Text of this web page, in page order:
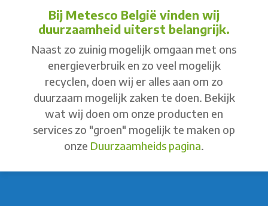
Bij Metesco België vinden wij
duurzaamheid uiterst belangrijk.
Naast zo zuinig mogelijk omgaan met ons
energieverbruik en zo veel mogelijk
recyclen, doen wij er alles aan om zo
duurzaam mogelijk zaken te doen. Bekijk
wat wij doen om onze producten en
services zo "groen" mogelijk te maken op
onze Duurzaamheids pagina.